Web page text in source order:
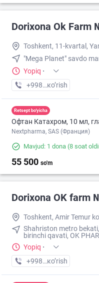
Dorixona Ok Farm
Toshkent, 11-kvartal,
"Mega Planet" savdo
Yopiq ·
+998 (90) XXX-XX-XX
кo’rish
Retsept bo'yicha
Офтан Катахром, 10 мл,
Nextpharma, SAS (Франция)
Mavjud: 1 dona (8 soat
55 500 so'm
Dorixona ОK farm
Toshkent, Amir Temur
Shahriston metro
birinchi qavati, OK
Yopiq ·
+998 (90) XXX-XX-XX
кo’rish